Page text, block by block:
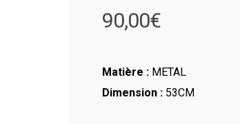
90,00€
Matière : METAL
Dimension : 53CM